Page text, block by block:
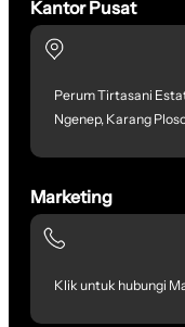
Kantor Pusat
Perum Tirtasani
Ngenep, Karang
Marketing
Klik untuk hubungi